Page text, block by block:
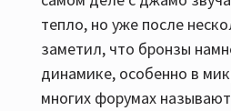
тепло, но уже после
заметил, что бронзы
динамике, особенно в
многих форумах